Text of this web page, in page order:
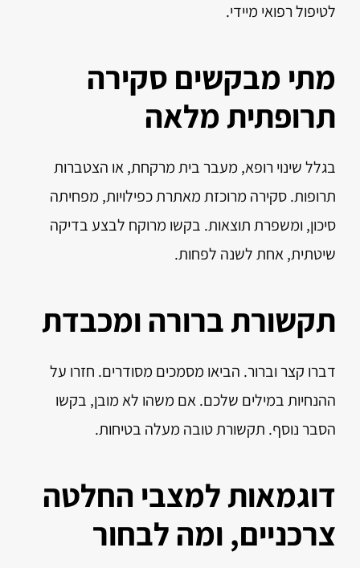
לטיפול רפואי מיידי.
מתי מבקשים סקירה
תרופתית מלאה
בגלל שינוי רופא, מעבר בית מרקחת, או הצטברות
תרופות. סקירה מרוכזת מאתרת כפילויות, מפחיתה
סיכון, ומשפרת תוצאות. בקשו מרוקח לבצע בדיקה
שיטתית, אחת לשנה לפחות.
תקשורת ברורה ומכבדת
דברו קצר וברור. הביאו מסמכים מסודרים. חזרו על
ההנחיות במילים שלכם. אם משהו לא מובן, בקשו
הסבר נוסף. תקשורת טובה מעלה בטיחות.
דוגמאות למצבי החלטה
צרכניים, ומה לבחור